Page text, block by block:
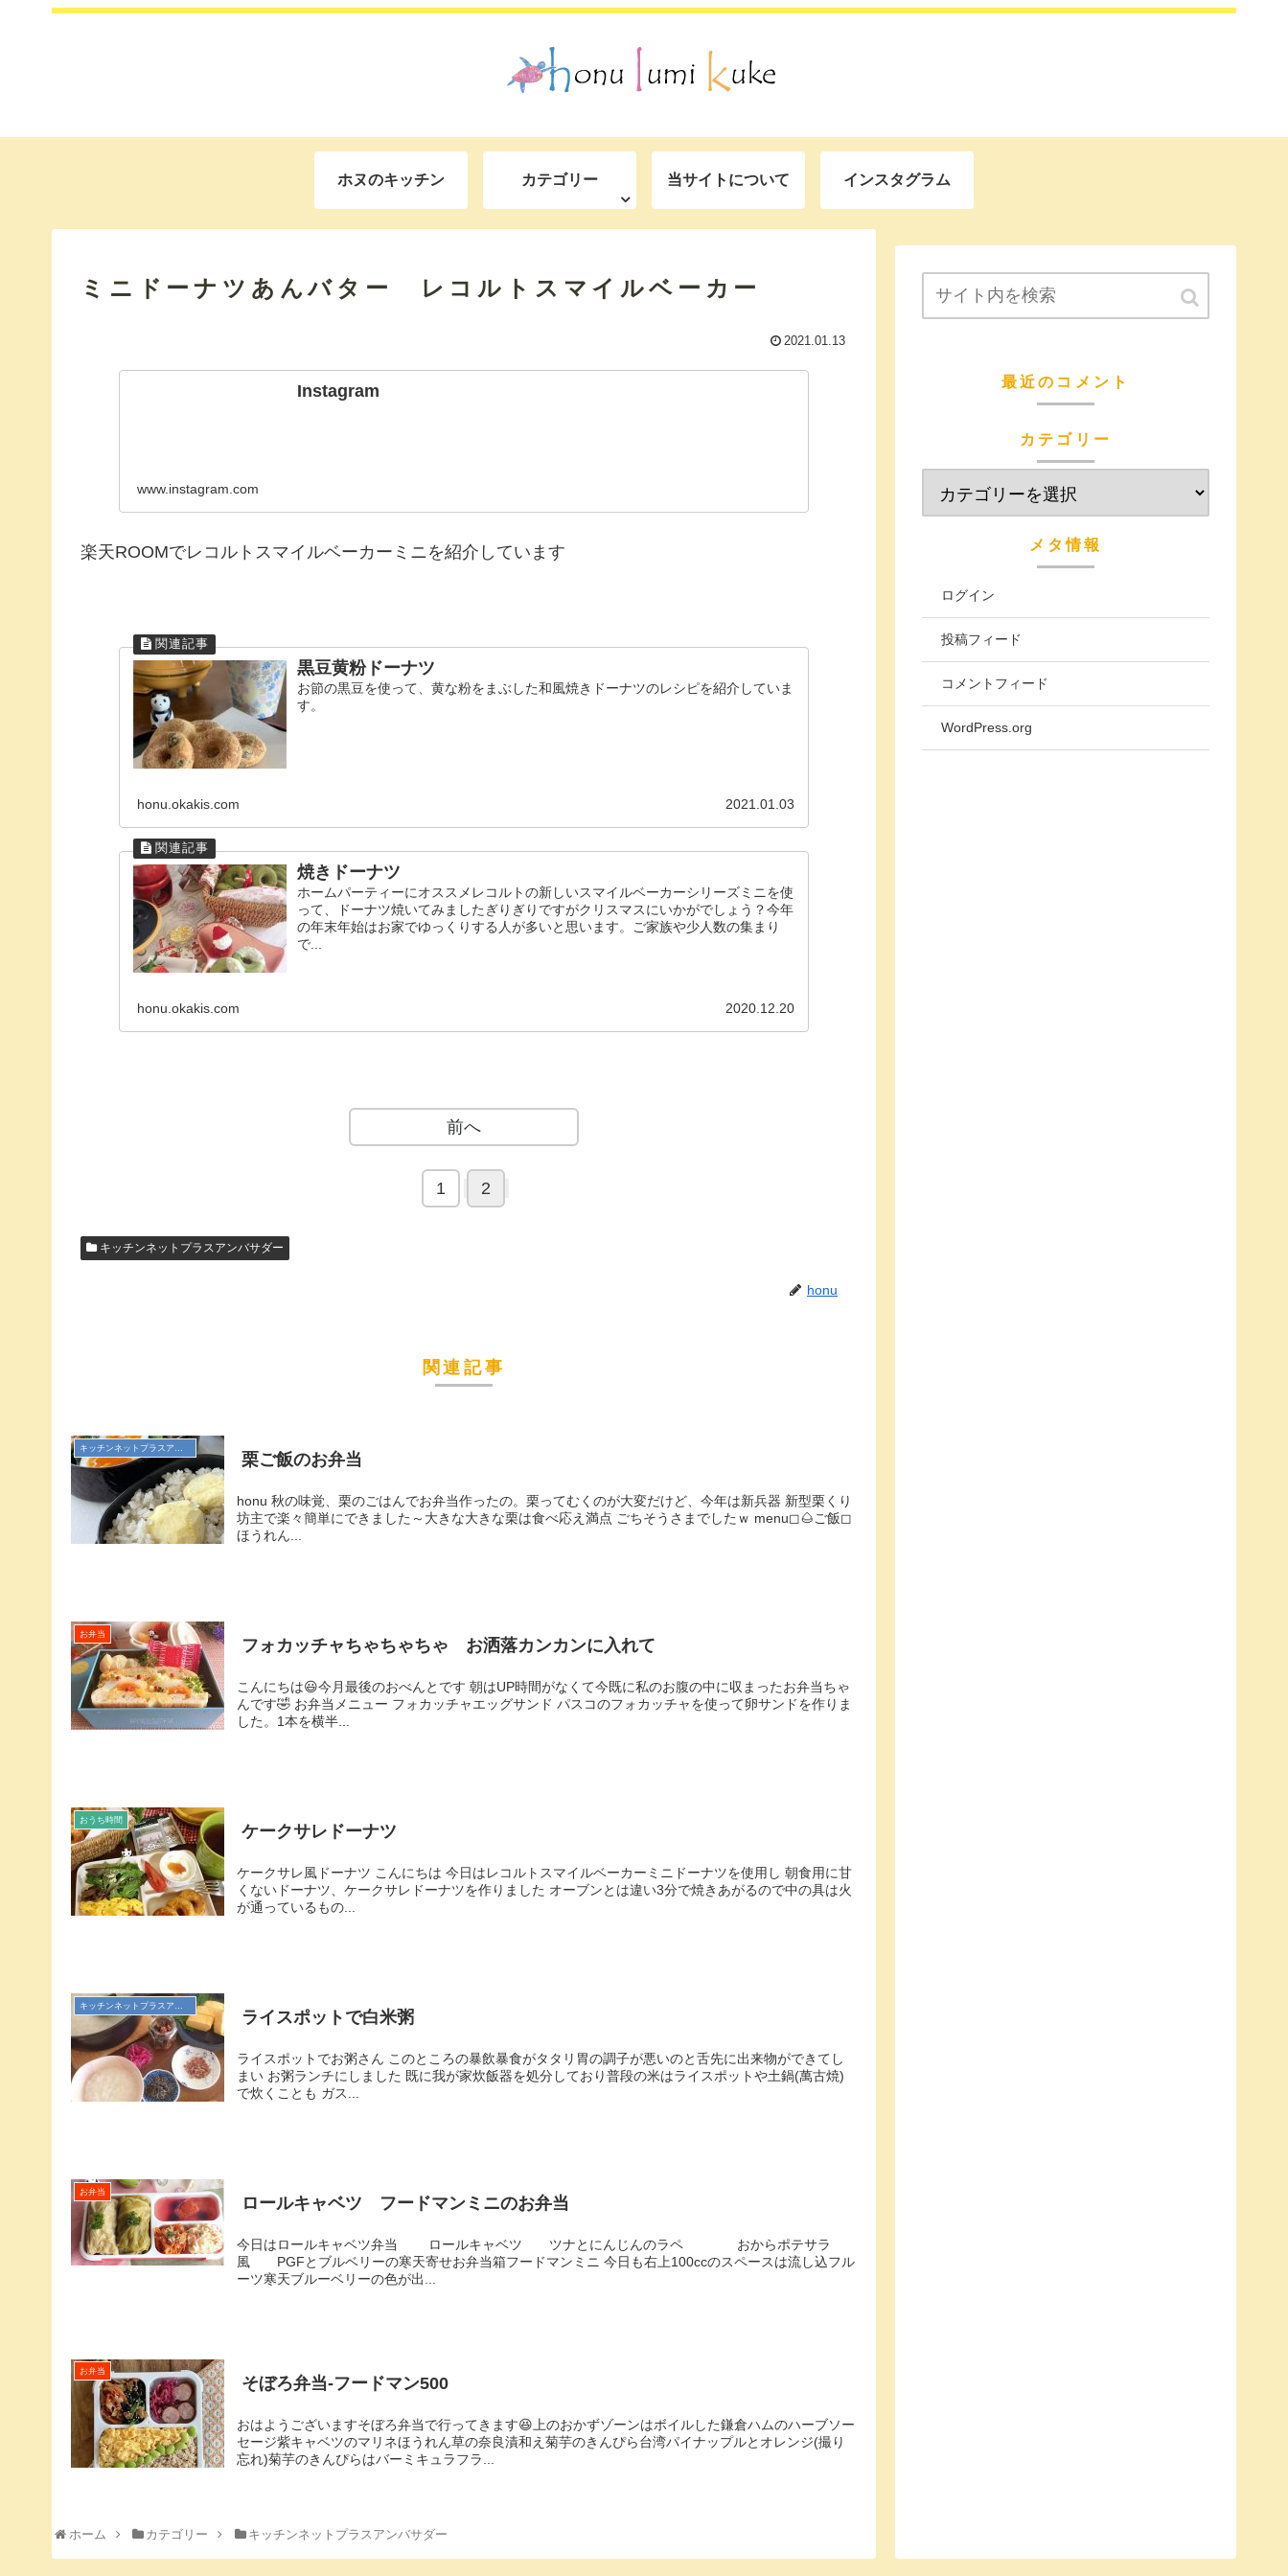
ホヌのキッチン カテゴリー 当サイトについて インスタグラム
ミニドーナツあんバター レコルトスマイルベーカー
2021.01.13
Instagram
www.instagram.com
楽天ROOMでレコルトスマイルベーカーミニを紹介しています
黒豆黄粉ドーナツ
お節の黒豆を使って、黄な粉をまぶした和風焼きドーナツのレシピを紹介していま
す。
honu.okakis.com 2021.01.03
焼きドーナツ
ホームパーティーにオススメレコルトの新しいスマイルベーカーシリーズミニを使
って、ドーナツ焼いてみましたぎりぎりですがクリスマスにいかがでしょう？今年
の年末年始はお家でゆっくりする人が多いと思います。ご家族や少人数の集まり
で...
honu.okakis.com 2020.12.20
前へ
1 2
キッチンネットプラスアンバサダー
honu
関連記事
栗ご飯のお弁当
honu 秋の味覚、栗のごはんでお弁当作ったの。栗ってむくのが大変だけど、今年は新兵器 新型栗くり
坊主で楽々簡単にできました～大きな大きな栗は食べ応え満点 ごちそうさまでしたｗ ⁡menu◻︎🌰ご飯◻︎
ほうれん...
お弁当
フォカッチャちゃちゃちゃ お洒落カンカンに入れて
こんにちは😃今月最後のおべんとです 朝はUP時間がなくて今既に私のお腹の中に収まったお弁当ちゃ
んです🤣 お弁当メニュー フォカッチャエッグサンド パスコのフォカッチャを使って卵サンドを作りま
した。1本を横半...
おうち時間
ケークサレドーナツ
ケークサレ風ドーナツ こんにちは 今日はレコルトスマイルベーカーミニドーナツを使用し 朝食用に甘
くないドーナツ、ケークサレドーナツを作りました オーブンとは違い3分で焼きあがるので中の具は火
が通っているもの...
ライスポットで白米粥
ライスポットでお粥さん このところの暴飲暴食がタタリ胃の調子が悪いのと舌先に出来物ができてし
まい お粥ランチにしました 既に我が家炊飯器を処分しており普段の米はライスポットや土鍋(萬古焼)
で炊くことも ガス...
お弁当
ロールキャベツ フードマンミニのお弁当
今日はロールキャベツ弁当 ロールキャベツ ツナとにんじんのラペ おからポテサラ
風 PGFとブルベリーの寒天寄せお弁当箱フードマンミニ 今日も右上100ccのスペースは流し込フル
ーツ寒天ブルーベリーの色が出...
お弁当
そぼろ弁当-フードマン500
⁡おはようございます⁡そぼろ弁当で行ってきます😆⁡上のおかずゾーンはボイルした鎌倉ハムのハーブソー
セージ紫キャベツのマリネほうれん草の奈良漬和え菊芋のきんぴら台湾パイナップルとオレンジ(撮り
忘れ)⁡菊芋のきんぴらはバーミキュラフラ...
ホーム カテゴリー キッチンネットプラスアンバサダー
最近のコメント
カテゴリー
メタ情報
ログイン
投稿フィード
コメントフィード
WordPress.org